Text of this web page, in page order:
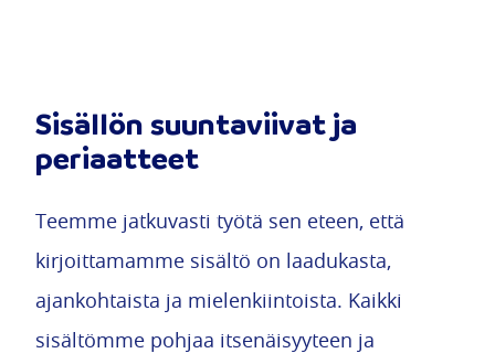
Sisällön suuntaviivat ja
periaatteet
Teemme jatkuvasti työtä sen eteen, että
kirjoittamamme sisältö on laadukasta,
ajankohtaista ja mielenkiintoista. Kaikki
sisältömme pohjaa itsenäisyyteen ja